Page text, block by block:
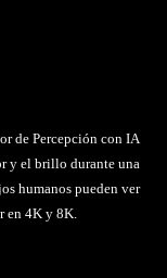
de Percepción con IA
y el brillo durante una
humanos pueden ver
en 4K y 8K.